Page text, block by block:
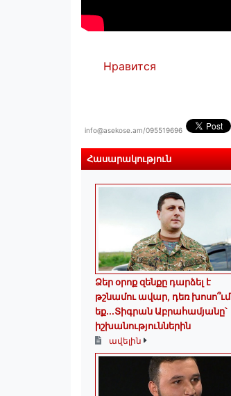
Нравится
info@asekose.am/095519696
Հասարակություն
Ձեր օրոք զենքը դարձել է
թշնամու ավար, դեռ խոսո՞ւմ
եք...Տիգրան Աբրահամյանը՝
իշխանություններին
ավելին